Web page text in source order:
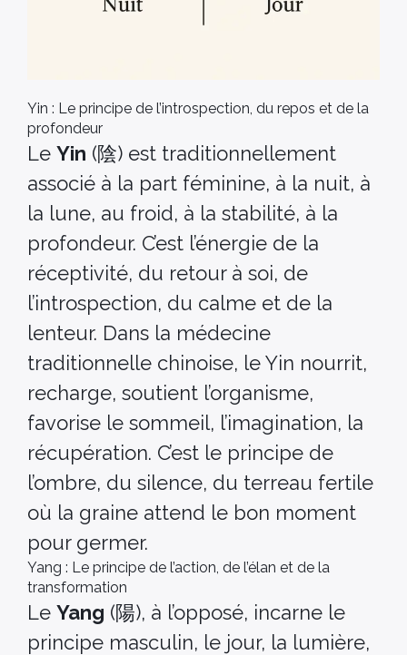
Yin : Le principe de l’introspection, du repos et de la
profondeur
Le Yin (陰) est traditionnellement
associé à la part féminine, à la nuit, à
la lune, au froid, à la stabilité, à la
profondeur. C’est l’énergie de la
réceptivité, du retour à soi, de
l’introspection, du calme et de la
lenteur. Dans la médecine
traditionnelle chinoise, le Yin nourrit,
recharge, soutient l’organisme,
favorise le sommeil, l’imagination, la
récupération. C’est le principe de
l’ombre, du silence, du terreau fertile
où la graine attend le bon moment
pour germer.
Yang : Le principe de l’action, de l’élan et de la
transformation
Le Yang (陽), à l’opposé, incarne le
principe masculin, le jour, la lumière,